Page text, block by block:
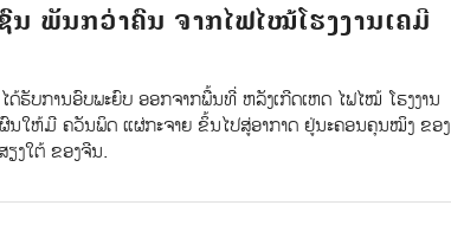
ພັນກວ່າຄົນ ຈາກໄຟໄໝ້ໂຮງງານເຄມີ
ຮັບການອົບພະຍົບ ອອກຈາກພື້ນທີ່ ຫລັງເກີດເຫດ ໄຟໄໝ້ ໂຮງງານ
ນໃຫ້ມີ ຄວັນພິດ ແຜ່ກະຈາຍ ຂິ້ນໄປສູ່ອາກາດ ຢູ່ນະຄອນຄຸນໝິງ ຂອງ
ຽງໃຕ້ ຂອງຈີນ.